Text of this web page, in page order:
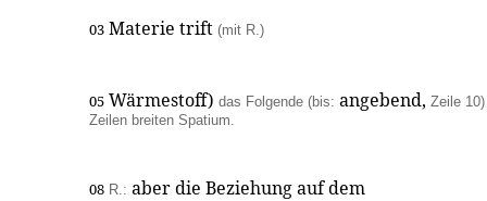
03 Materie trift (mit R.)
05 Wärmestoff) das Folgende (bis: angebend, Zeile
Zeilen breiten Spatium.
08 R.: aber die Beziehung auf dem